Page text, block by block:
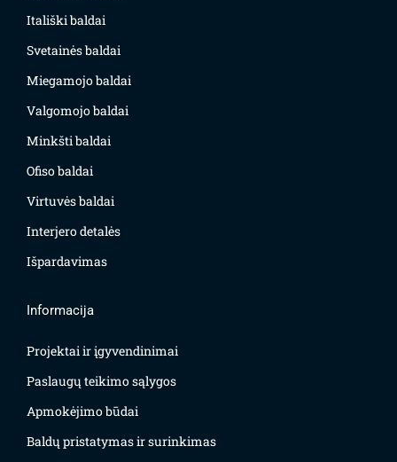
Itališki baldai
Svetainės baldai
Miegamojo baldai
Valgomojo baldai
Minkšti baldai
Ofiso baldai
Virtuvės baldai
Interjero detalės
Išpardavimas
Informacija
Projektai ir įgyvendinimai
Paslaugų teikimo sąlygos
Apmokėjimo būdai
Baldų pristatymas ir surinkimas